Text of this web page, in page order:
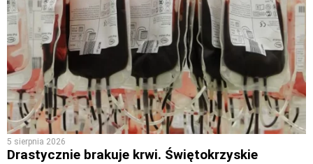
5 sierpnia 2026
Drastycznie brakuje krwi. Świętokrzyskie